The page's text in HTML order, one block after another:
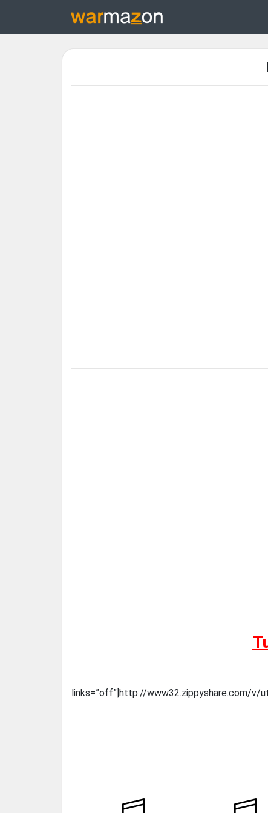
links=”off”]http://www32.zippyshare.com/v/